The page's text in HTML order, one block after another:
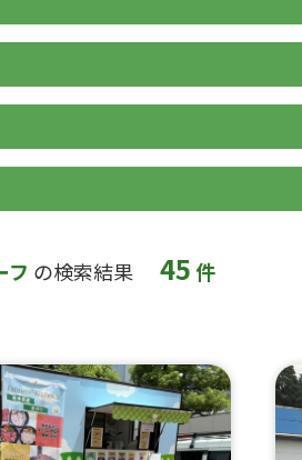
フ の検索結果 45件